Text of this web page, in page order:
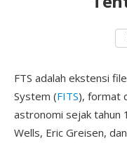
FTS adalah ekstensi
System (FITS), format
astronomi sejak tahun
Wells, Eric Greisen,